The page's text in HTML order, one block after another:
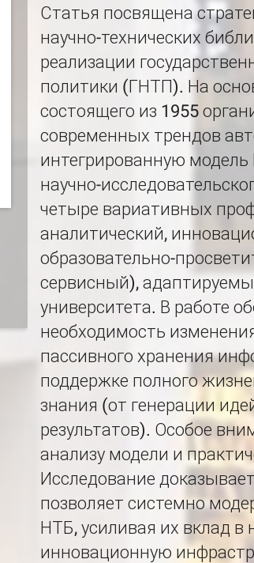
Статья посвящена
научно-технических
реализации
политики (ГНТП). На
состоящего из 1955
современных трендов
интегрированную
научно-
четыре вариативных
аналитический,
образовательно-
сервисный),
университета. В работе
необходимость
пассивного хранения
поддержке полного
знания (от генерации
результатов). Особое
анализу модели и
Исследование
позволяет системно
НТБ, усиливая их вклад в
инновационную